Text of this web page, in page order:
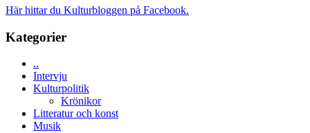
Här hittar du Kulturbloggen på Facebook.
Kategorier
..
Intervju
Kulturpolitik
Krönikor
Litteratur och konst
Musik